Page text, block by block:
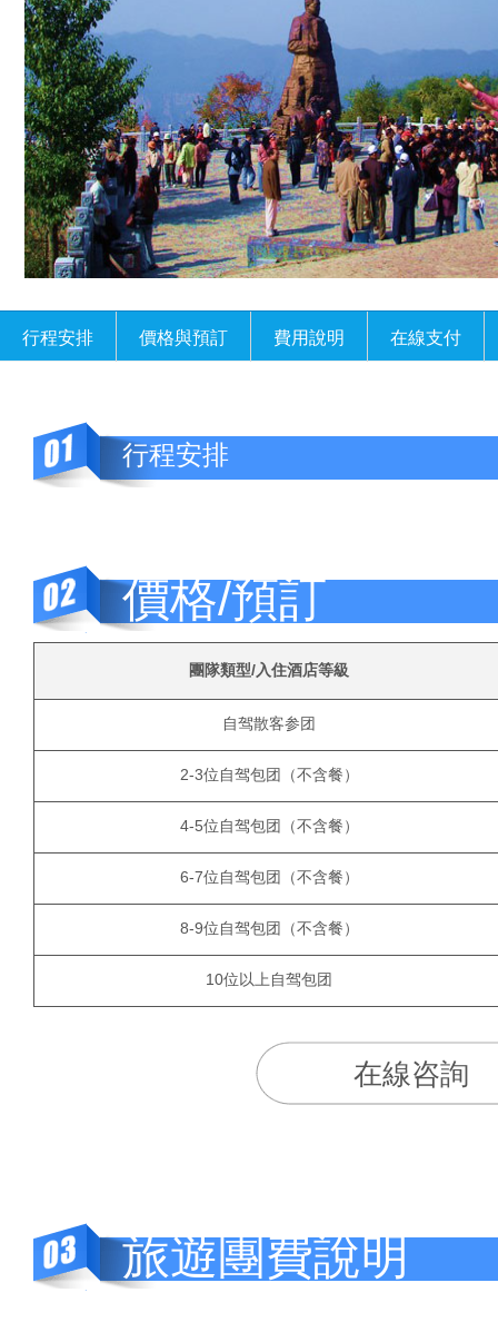
行程安排 價格與預訂 費用說明 在線支付
行程安排
價格/預訂
團隊類型/入住酒店等級
自驾散客参团
2-3位自驾包团（不含餐）
4-5位自驾包团（不含餐）
6-7位自驾包团（不含餐）
8-9位自驾包团（不含餐）
10位以上自驾包团
在線咨詢
旅遊團費說明